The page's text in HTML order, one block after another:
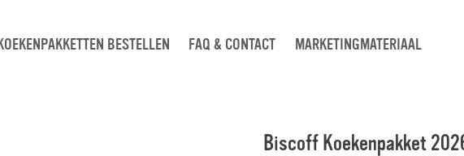
KOEKENPAKKETTEN BESTELLEN FAQ & CONTACT MARKETINGMATERIAAL
Biscoff Koekenpakket